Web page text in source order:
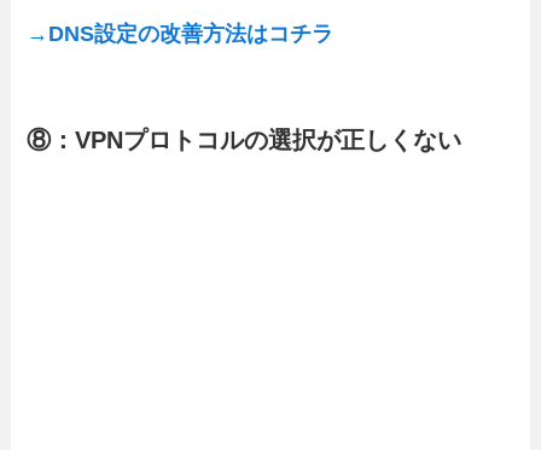
→DNS設定の改善方法はコチラ
⑧：VPNプロトコルの選択が正しくない